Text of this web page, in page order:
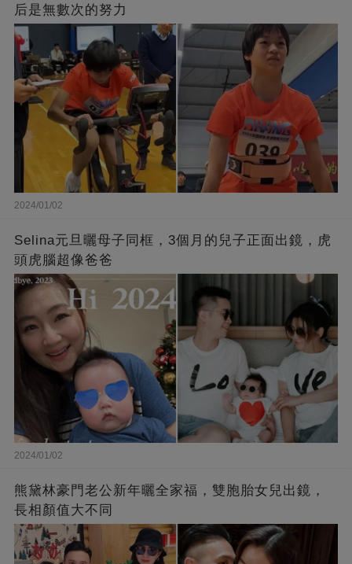
后是無數次的努力
2024/01/02
Selina元旦曬母子同框，3個月的兒子正面出鏡，虎
頭虎腦超像爸爸
2024/01/02
熊黛林豪門老公新年曬全家福，雙胞胎女兒出鏡，
長相顏值大不同